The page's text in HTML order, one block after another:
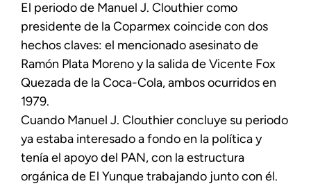
El periodo de Manuel J. Clouthier como
presidente de la Coparmex coincide con dos
hechos claves: el mencionado asesinato de
Ramón Plata Moreno y la salida de Vicente Fox
Quezada de la Coca-Cola, ambos ocurridos en
1979.
Cuando Manuel J. Clouthier concluye su periodo
ya estaba interesado a fondo en la política y
tenía el apoyo del PAN, con la estructura
orgánica de El Yunque trabajando junto con él.